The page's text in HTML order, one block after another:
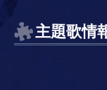
主題歌情